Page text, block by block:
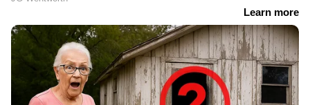
വയോധികയുടെ കഴുത്തിൽ നിന്ന്
അഞ്ചര പവന്റെ സ്വർണ്ണം പൊട്ടിച്ച്
എടുത്തു; പ്രതി പിടിയിൽ